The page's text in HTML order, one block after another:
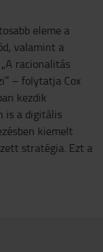
eleme a
valamint a
racionalitás
– folytatja Cox
kezdik
is a digitális
kiemelt
stratégia. Ezt a